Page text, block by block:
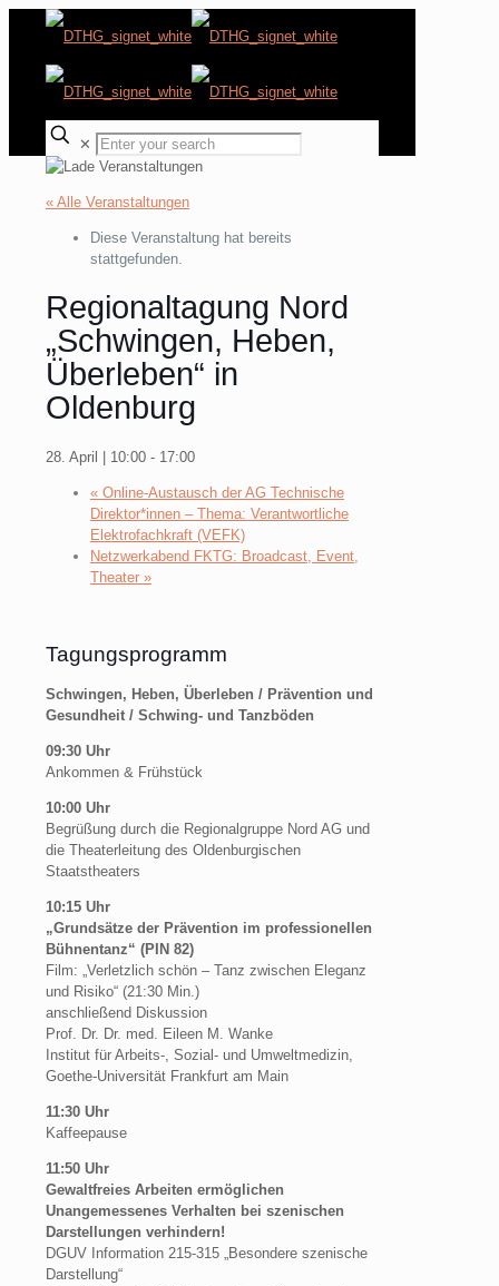
✕
« Alle Veranstaltungen
Diese Veranstaltung hat bereits
stattgefunden.
Regionaltagung Nord
„Schwingen, Heben,
Überleben“ in
Oldenburg
28. April | 10:00 - 17:00
« Online-Austausch der AG Technische
Direktor*innen – Thema: Verantwortliche
Elektrofachkraft (VEFK)
Netzwerkabend FKTG: Broadcast, Event,
Theater »
Tagungsprogramm
Schwingen, Heben, Überleben / Prävention und
Gesundheit / Schwing- und Tanzböden
09:30 Uhr
Ankommen & Frühstück
10:00 Uhr
Begrüßung durch die Regionalgruppe Nord AG und
die Theaterleitung des Oldenburgischen
Staatstheaters
10:15 Uhr
„Grundsätze der Prävention im professionellen
Bühnentanz“ (PIN 82)
Film: „Verletzlich schön – Tanz zwischen Eleganz
und Risiko“ (21:30 Min.)
anschließend Diskussion
Prof. Dr. Dr. med. Eileen M. Wanke
Institut für Arbeits-, Sozial- und Umweltmedizin,
Goethe-Universität Frankfurt am Main
11:30 Uhr
Kaffeepause
11:50 Uhr
Gewaltfreies Arbeiten ermöglichen
Unangemessenes Verhalten bei szenischen
Darstellungen verhindern!
DGUV Information 215-315 „Besondere szenische
Darstellung“